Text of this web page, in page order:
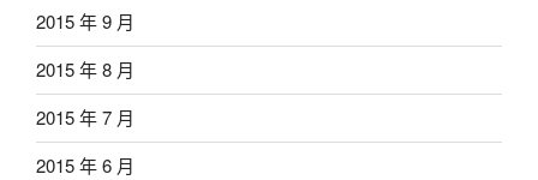
2015 年 9 月
2015 年 8 月
2015 年 7 月
2015 年 6 月